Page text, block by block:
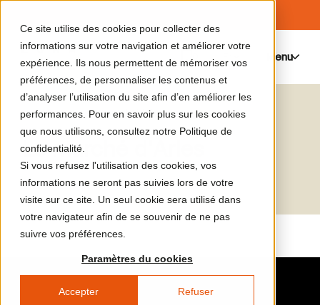
Ce site utilise des cookies pour collecter des
informations sur votre navigation et améliorer votre
expérience. Ils nous permettent de mémoriser vos
préférences, de personnaliser les contenus et
d’analyser l’utilisation du site afin d’en améliorer les
performances. Pour en savoir plus sur les cookies
que nous utilisons, consultez notre Politique de
confidentialité.
Si vous refusez l'utilisation des cookies, vos
informations ne seront pas suivies lors de votre
visite sur ce site. Un seul cookie sera utilisé dans
votre navigateur afin de se souvenir de ne pas
suivre vos préférences.
Paramètres du cookies
Accepter Refuser
Menu
Le catalogue de médiasRirkrit Tiravanija
Le marché d'Arles